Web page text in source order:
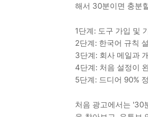
해서 30분이면 충분
1단계: 도구 가입 및
2단계: 한국어 규칙
3단계: 회사 메일과
4단계: 처음 설정이
5단계: 드디어 90%
처음 광고에서는 '30